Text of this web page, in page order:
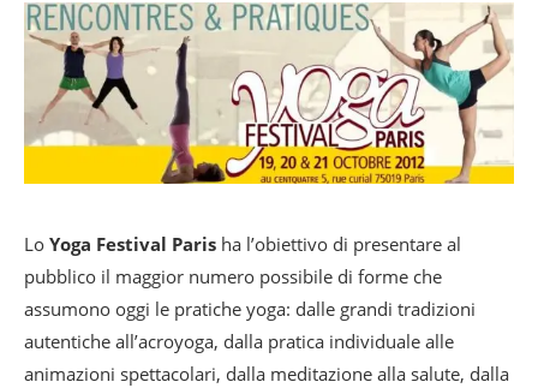
Lo Yoga Festival Paris ha l’obiettivo di presentare al
pubblico il maggior numero possibile di forme che
assumono oggi le pratiche yoga: dalle grandi tradizioni
autentiche all’acroyoga, dalla pratica individuale alle
animazioni spettacolari, dalla meditazione alla salute, dalla